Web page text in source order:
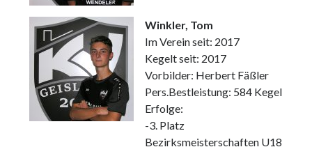
Winkler, Tom
Im Verein seit: 2017
Kegelt seit: 2017
Vorbilder: Herbert Fäßler
Pers.Bestleistung: 584 Kegel
Erfolge:
-3. Platz
Bezirksmeisterschaften U18